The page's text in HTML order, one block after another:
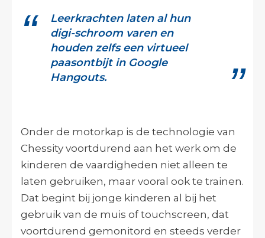
Leerkrachten laten al hun
digi-schroom varen en
houden zelfs een virtueel
paasontbijt in Google
Hangouts.
Onder de motorkap is de technologie van
Chessity voortdurend aan het werk om de
kinderen de vaardigheden niet alleen te
laten gebruiken, maar vooral ook te trainen.
Dat begint bij jonge kinderen al bij het
gebruik van de muis of touchscreen, dat
voortdurend gemonitord en steeds verder